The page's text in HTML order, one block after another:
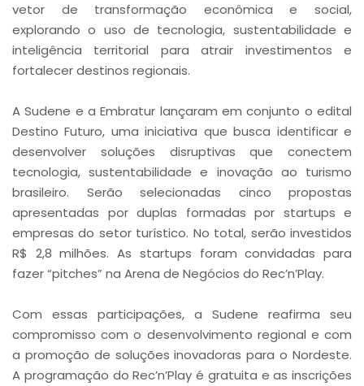
vetor de transformação econômica e social,
explorando o uso de tecnologia, sustentabilidade e
inteligência territorial para atrair investimentos e
fortalecer destinos regionais.
A Sudene e a Embratur lançaram em conjunto o edital
Destino Futuro, uma iniciativa que busca identificar e
desenvolver soluções disruptivas que conectem
tecnologia, sustentabilidade e inovação ao turismo
brasileiro. Serão selecionadas cinco propostas
apresentadas por duplas formadas por startups e
empresas do setor turístico. No total, serão investidos
R$ 2,8 milhões. As startups foram convidadas para
fazer “pitches” na Arena de Negócios do Rec’n’Play.
Com essas participações, a Sudene reafirma seu
compromisso com o desenvolvimento regional e com
a promoção de soluções inovadoras para o Nordeste.
A programação do Rec’n’Play é gratuita e as inscrições